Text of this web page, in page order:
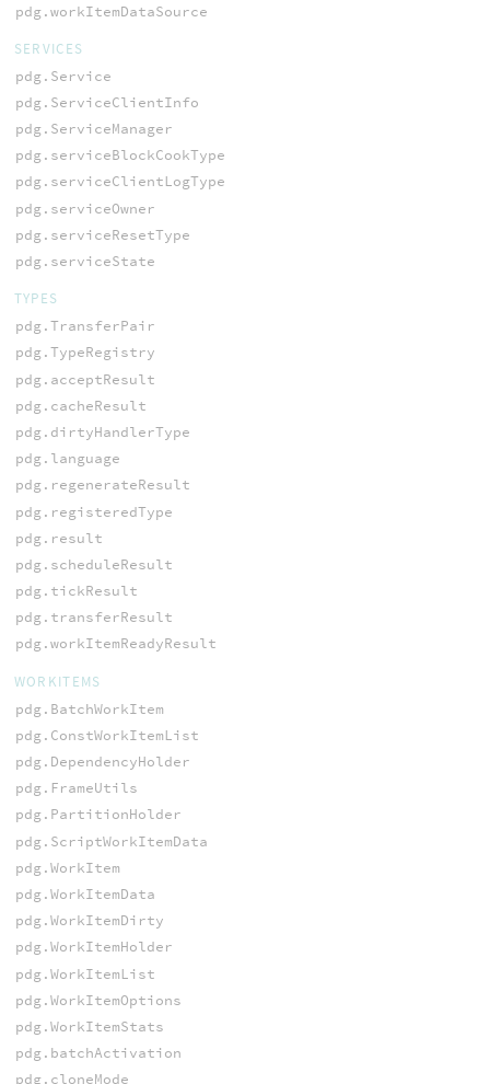
pdg.workItemDataSource
SERVICES
pdg.Service
pdg.ServiceClientInfo
pdg.ServiceManager
pdg.serviceBlockCookType
pdg.serviceClientLogType
pdg.serviceOwner
pdg.serviceResetType
pdg.serviceState
TYPES
pdg.TransferPair
pdg.TypeRegistry
pdg.acceptResult
pdg.cacheResult
pdg.dirtyHandlerType
pdg.language
pdg.regenerateResult
pdg.registeredType
pdg.result
pdg.scheduleResult
pdg.tickResult
pdg.transferResult
pdg.workItemReadyResult
WORKITEMS
pdg.BatchWorkItem
pdg.ConstWorkItemList
pdg.DependencyHolder
pdg.FrameUtils
pdg.PartitionHolder
pdg.ScriptWorkItemData
pdg.WorkItem
pdg.WorkItemData
pdg.WorkItemDirty
pdg.WorkItemHolder
pdg.WorkItemList
pdg.WorkItemOptions
pdg.WorkItemStats
pdg.batchActivation
pdg.cloneMode